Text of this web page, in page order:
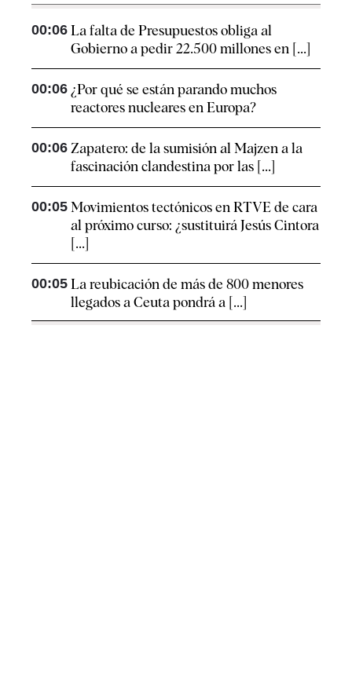
00:06 La falta de Presupuestos obliga al
Gobierno a pedir 22.500 millones en [...]
00:06 ¿Por qué se están parando muchos
reactores nucleares en Europa?
00:06 Zapatero: de la sumisión al Majzen a la
fascinación clandestina por las [...]
00:05 Movimientos tectónicos en RTVE de cara
al próximo curso: ¿sustituirá Jesús Cintora
[...]
00:05 La reubicación de más de 800 menores
llegados a Ceuta pondrá a [...]